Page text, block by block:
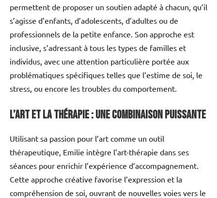
permettent de proposer un soutien adapté à chacun, qu’il
s’agisse d’enfants, d’adolescents, d’adultes ou de
professionnels de la petite enfance. Son approche est
inclusive, s’adressant à tous les types de familles et
individus, avec une attention particulière portée aux
problématiques spécifiques telles que l’estime de soi, le
stress, ou encore les troubles du comportement.
L’art et la thérapie : une combinaison puissante
Utilisant sa passion pour l’art comme un outil
thérapeutique, Emilie intègre l’art-thérapie dans ses
séances pour enrichir l’expérience d’accompagnement.
Cette approche créative favorise l’expression et la
compréhension de soi, ouvrant de nouvelles voies vers le